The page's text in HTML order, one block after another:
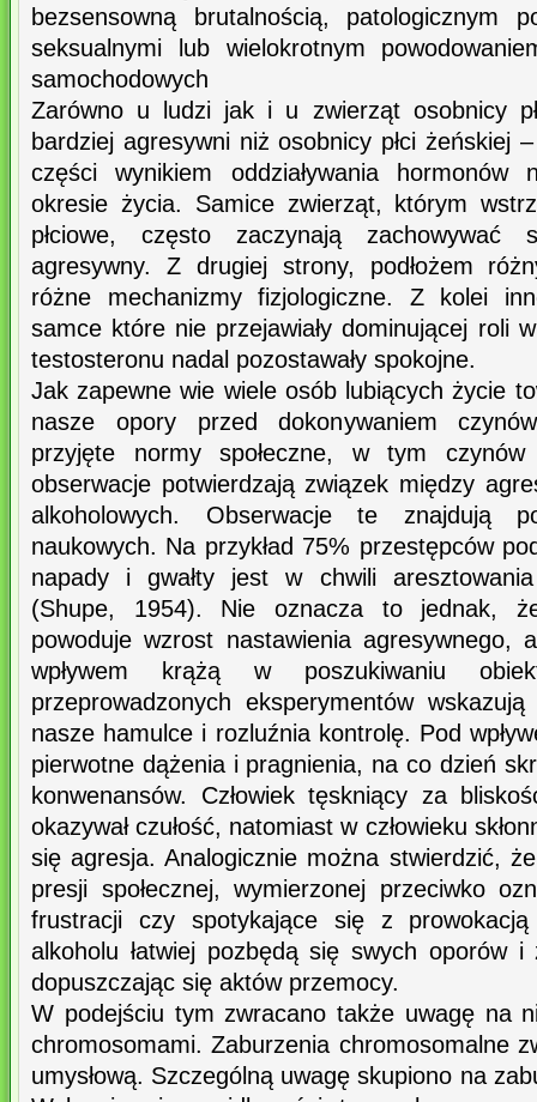
bezsensowną brutalnością, patologicznym
seksualnymi lub wielokrotnym
samochodowych
Zarówno u ludzi jak i u zwierząt osobnicy
bardziej agresywni niż osobnicy płci żeńskiej
części wynikiem oddziaływania
okresie życia. Samice zwierząt, którym
płciowe, często zaczynają
agresywny. Z drugiej strony, podłożem
różne mechanizmy fizjologiczne. Z kolei
samce które nie przejawiały dominującej roli
testosteronu nadal pozostawały spokojne.
Jak zapewne wie wiele osób lubiących życie
nasze opory przed dokonywaniem
przyjęte normy społeczne, w tym czynów
obserwacje potwierdzają związek między
alkoholowych. Obserwacje te znajdują
naukowych. Na przykład 75% przestępców
napady i gwałty jest w chwili
(Shupe, 1954). Nie oznacza to jednak,
powoduje wzrost nastawienia agresywnego,
wpływem krążą w poszukiwaniu
przeprowadzonych eksperymentów
nasze hamulce i rozluźnia kontrolę. Pod
pierwotne dążenia i pragnienia, na co dzień
konwenansów. Człowiek tęskniący za
okazywał czułość, natomiast w człowieku
się agresja. Analogicznie można stwierdzić,
presji społecznej, wymierzonej przeciwko
frustracji czy spotykające się z prowokacją
alkoholu łatwiej pozbędą się swych oporów i
dopuszczając się aktów przemocy.
W podejściu tym zwracano także uwagę na
chromosomami. Zaburzenia chromosomalne
umysłową. Szczególną uwagę skupiono na